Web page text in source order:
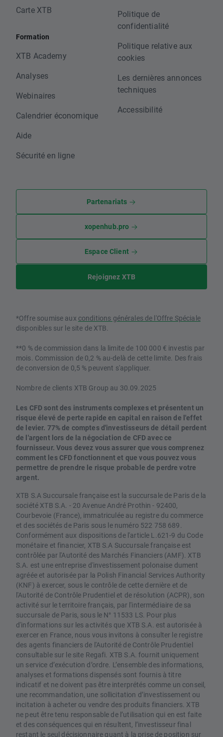
Carte XTB
Formation
XTB Academy
Analyses
Webinaires
Calendrier économique
Aide
Sécurité en ligne
Politique de
confidentialité
Politique relative aux
cookies
Les dernières annonces
techniques
Accessibilité
Partenariats
xopenhub.pro
Espace Client
Rejoignez XTB
*Offre soumise aux conditions générales de l'Offre Spéciale
disponibles sur le site de XTB.
**0 % de commission dans la limite de 100 000 € investis par
mois. Commission de 0,2 % au-delà de cette limite. Des frais
de conversion de 0,5 % peuvent s'appliquer.
Nombre de clients XTB Group au 30.09.2025
Les CFD sont des instruments complexes et présentent un
risque élevé de perte rapide en capital en raison de l'effet
de levier. 77% de comptes d'investisseurs de détail perdent
de l'argent lors de la négociation de CFD avec ce
fournisseur. Vous devez vous assurer que vous comprenez
comment les CFD fonctionnent et que vous pouvez vous
permettre de prendre le risque probable de perdre votre
argent.
XTB S.A Succursale française est la succursale de Paris de la
société XTB S.A. - 20 Avenue André Prothin - 92400,
Courbevoie (France), immatriculée au registre du commerce
et des sociétés de Paris sous le numéro 522 758 689.
Conformément aux dispositions de l'article L.621-9 du Code
monétaire et financier, XTB S.A Succursale française est
contrôlée par l'Autorité des Marchés Financiers (AMF). XTB
S.A. est une entreprise d'investissement polonaise dument
agréée et autorisée par la Polish Financial Services Authority
(KNF) à exercer, sous le contrôle de cette dernière et de
l'Autorité de Contrôle Prudentiel et de résolution (ACPR), son
activité sur le territoire français, par l'intermédiaire de sa
succursale de Paris, sous le N° 11533 LS. Pour plus
d'informations sur les activités que XTB S.A. est autorisée à
exercer en France, nous vous invitons à consulter le registre
des agents financiers de l'Autorité de Contrôle Prudentiel
consultable sur le site Regafi. XTB S.A. fournit uniquement
un service d’exécution d’ordre. L’ensemble des informations,
analyses et formations dispensés sont fournis à titre
indicatif et ne doivent pas être interprétés comme un conseil,
une recommandation, une sollicitation d’investissement ou
incitation à acheter ou vendre des produits financiers. XTB
ne peut être tenu responsable de l’utilisation qui en est faite
et des conséquences qui en résultent, l’investisseur final
restant le seul décisionnaire quant à la prise de position sur